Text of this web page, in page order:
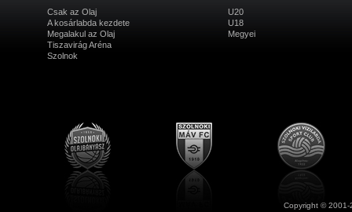
Csak az Olaj
A kosárlabda kezdete
Megalakul az Olaj
Tiszavirág Aréna
Szolnok
U20
U18
Megyei
Copyright ©